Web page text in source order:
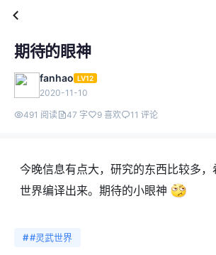
期待的眼神
fanhao LV12
2020-11-10
491 阅读 47 字 9 喜欢 11 评论
今晚信息有点大，研究的东西比较多
世界编译出来。期待的小眼神
##灵武世界